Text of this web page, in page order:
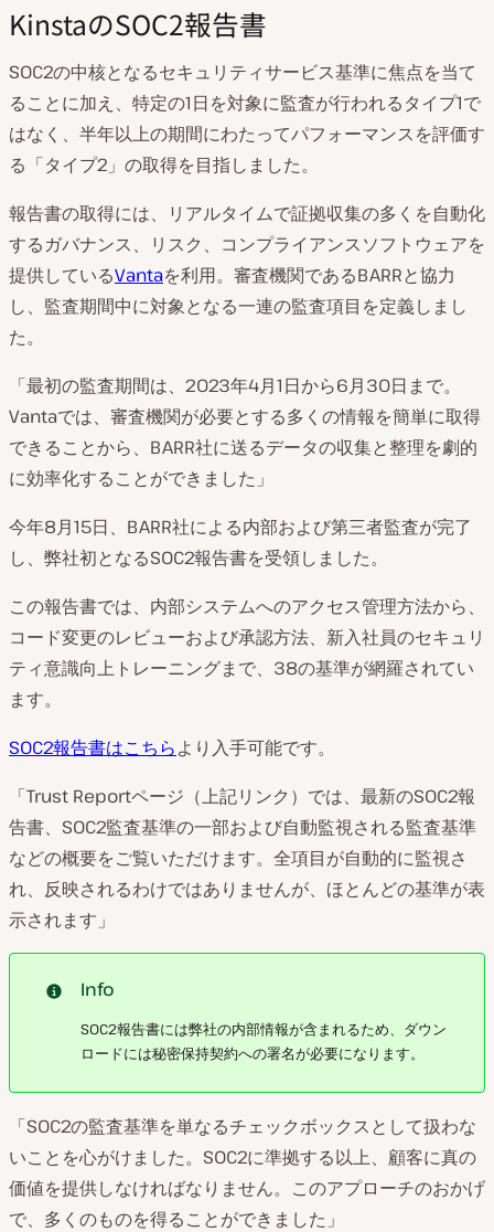
KinstaのSOC2報告書
SOC2の中核となるセキュリティサービス基準に焦点を当て
ることに加え、特定の1日を対象に監査が行われるタイプ1で
はなく、半年以上の期間にわたってパフォーマンスを評価す
る「タイプ2」の取得を目指しました。
報告書の取得には、リアルタイムで証拠収集の多くを自動化
するガバナンス、リスク、コンプライアンスソフトウェアを
提供しているVantaを利用。審査機関であるBARRと協力
し、監査期間中に対象となる一連の監査項目を定義しまし
た。
「最初の監査期間は、2023年4月1日から6月30日まで。
Vantaでは、審査機関が必要とする多くの情報を簡単に取得
できることから、BARR社に送るデータの収集と整理を劇的
に効率化することができました」
今年8月15日、BARR社による内部および第三者監査が完了
し、弊社初となるSOC2報告書を受領しました。
この報告書では、内部システムへのアクセス管理方法から、
コード変更のレビューおよび承認方法、新入社員のセキュリ
ティ意識向上トレーニングまで、38の基準が網羅されてい
ます。
SOC2報告書はこちらより入手可能です。
「Trust Reportページ（上記リンク）では、最新のSOC2報
告書、SOC2監査基準の一部および自動監視される監査基準
などの概要をご覧いただけます。全項目が自動的に監視さ
れ、反映されるわけではありませんが、ほとんどの基準が表
示されます」
Info
SOC2報告書には弊社の内部情報が含まれるため、ダウン
ロードには秘密保持契約への署名が必要になります。
「SOC2の監査基準を単なるチェックボックスとして扱わな
いことを心がけました。SOC2に準拠する以上、顧客に真の
価値を提供しなければなりません。このアプローチのおかげ
で、多くのものを得ることができました」